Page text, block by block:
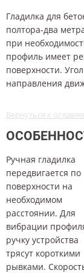
Гладилка для
полтора-два
при
профиль имеет
поверхности.
направления
Вернуться к
Ручная гладилка
передвигается по
поверхности на
необходимом
расстоянии. Для
вибрации
ручку устройства
трясут короткими
рывками.